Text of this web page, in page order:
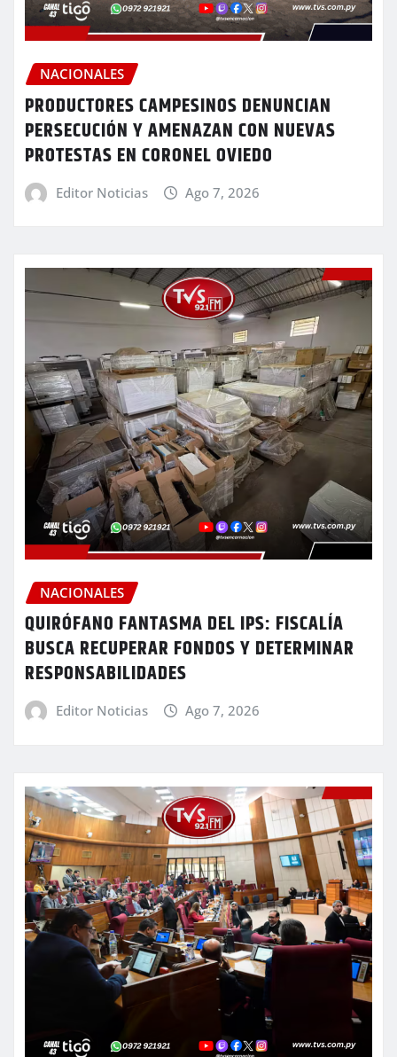
NACIONALES
PRODUCTORES CAMPESINOS DENUNCIAN
PERSECUCIÓN Y AMENAZAN CON NUEVAS
PROTESTAS EN CORONEL OVIEDO
Editor Noticias Ago 7, 2026
NACIONALES
QUIRÓFANO FANTASMA DEL IPS: FISCALÍA
BUSCA RECUPERAR FONDOS Y DETERMINAR
RESPONSABILIDADES
Editor Noticias Ago 7, 2026